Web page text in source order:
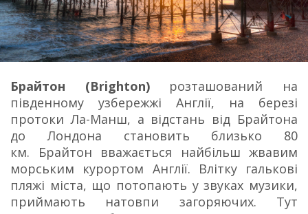
Брайтон (Brighton)розташований на
південному узбережжі Англії, на березі
протоки Ла-Манш, а відстань від Брайтона
до Лондона становить близько 80
км.
Брайтон вважається найбільш жвавим
морським курортом Англії. Влітку галькові
пляжі міста, що потопають у звуках музики,
приймають натовпи загоряючих. Тут